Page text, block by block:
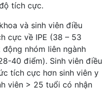
tích cực.
và sinh viên điều
cực về IPE (38 – 53
nhóm liên ngành
40 điểm). Sinh viên điều
tích cực hơn sinh viên y
viên > 25 tuổi có nhận